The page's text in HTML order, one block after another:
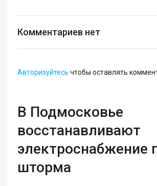
Комментариев нет
Авторизуйтесь чтобы оставлять
В Подмосковье
восстанавливают
электроснабжение
шторма